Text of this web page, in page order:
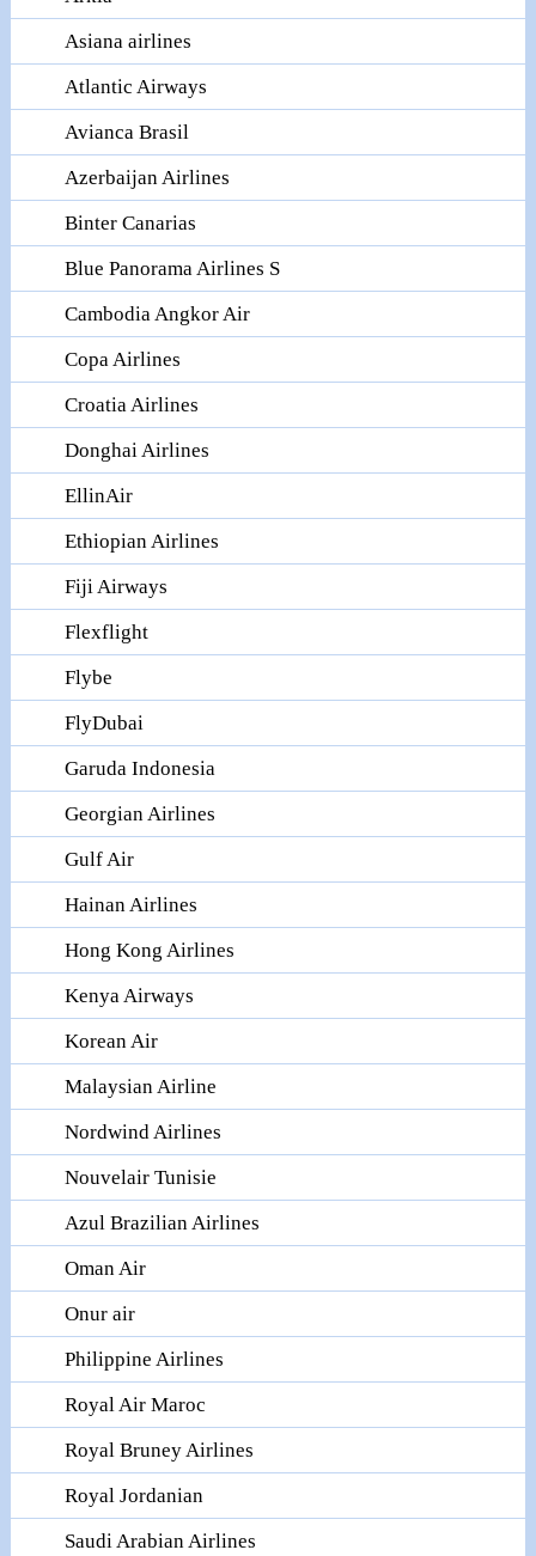
Asiana airlines
Atlantic Airways
Avianca Brasil
Azerbaijan Airlines
Binter Canarias
Blue Panorama Airlines S
Cambodia Angkor Air
Copa Airlines
Croatia Airlines
Donghai Airlines
EllinAir
Ethiopian Airlines
Fiji Airways
Flexflight
Flybe
FlyDubai
Garuda Indonesia
Georgian Airlines
Gulf Air
Hainan Airlines
Hong Kong Airlines
Kenya Airways
Korean Air
Malaysian Airline
Nordwind Airlines
Nouvelair Tunisie
Azul Brazilian Airlines
Oman Air
Onur air
Philippine Airlines
Royal Air Maroc
Royal Bruney Airlines
Royal Jordanian
Saudi Arabian Airlines